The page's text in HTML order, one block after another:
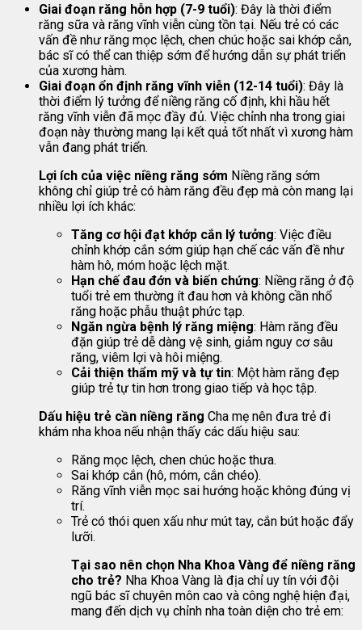
Giai đoạn răng hỗn hợp (7-9 tuổi): Đây là thời điểm
răng sữa và răng vĩnh viễn cùng tồn tại. Nếu trẻ có các
vấn đề như răng mọc lệch, chen chúc hoặc sai khớp cắn,
bác sĩ có thể can thiệp sớm để hướng dẫn sự phát triển
của xương hàm.
Giai đoạn ổn định răng vĩnh viễn (12-14 tuổi): Đây là
thời điểm lý tưởng để niềng răng cố định, khi hầu hết
răng vĩnh viễn đã mọc đầy đủ. Việc chỉnh nha trong giai
đoạn này thường mang lại kết quả tốt nhất vì xương hàm
vẫn đang phát triển.
Lợi ích của việc niềng răng sớm Niềng răng sớm
không chỉ giúp trẻ có hàm răng đều đẹp mà còn mang lại
nhiều lợi ích khác:
Tăng cơ hội đạt khớp cắn lý tưởng: Việc điều
chỉnh khớp cắn sớm giúp hạn chế các vấn đề như
hàm hô, móm hoặc lệch mặt.
Hạn chế đau đớn và biến chứng: Niềng răng ở độ
tuổi trẻ em thường ít đau hơn và không cần nhổ
răng hoặc phẫu thuật phức tạp.
Ngăn ngừa bệnh lý răng miệng: Hàm răng đều
đặn giúp trẻ dễ dàng vệ sinh, giảm nguy cơ sâu
răng, viêm lợi và hôi miệng.
Cải thiện thẩm mỹ và tự tin: Một hàm răng đẹp
giúp trẻ tự tin hơn trong giao tiếp và học tập.
Dấu hiệu trẻ cần niềng răng Cha mẹ nên đưa trẻ đi
khám nha khoa nếu nhận thấy các dấu hiệu sau:
Răng mọc lệch, chen chúc hoặc thưa.
Sai khớp cắn (hô, móm, cắn chéo).
Răng vĩnh viễn mọc sai hướng hoặc không đúng vị
trí.
Trẻ có thói quen xấu như mút tay, cắn bút hoặc đẩy
lưỡi.
Tại sao nên chọn Nha Khoa Vàng để niềng răng
cho trẻ? Nha Khoa Vàng là địa chỉ uy tín với đội
ngũ bác sĩ chuyên môn cao và công nghệ hiện đại,
mang đến dịch vụ chỉnh nha toàn diện cho trẻ em: